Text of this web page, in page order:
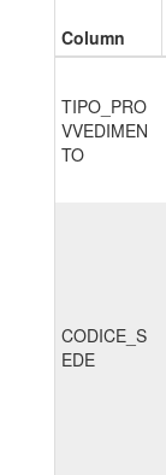
Column
TIPO_PRO
VVEDIMEN
TO
CODICE_S
EDE